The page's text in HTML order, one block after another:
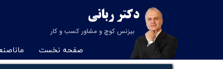
دکترربانی
بیزنس کوچ و مشاور کسب و کار
صفحه نخست